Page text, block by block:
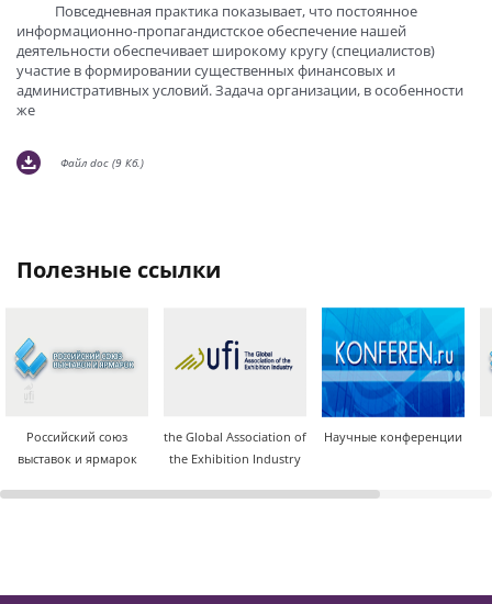
Повседневная практика показывает, что постоянное
информационно-пропагандистское обеспечение нашей
деятельности обеспечивает широкому кругу (специалистов)
участие в формировании существенных финансовых и
административных условий. Задача организации, в особенности
же
Файл doc (9 Кб.)
полезные ссылки
Российский союз
выставок и ярмарок
the Global Association of
the Exhibition Industry
Научные конференции